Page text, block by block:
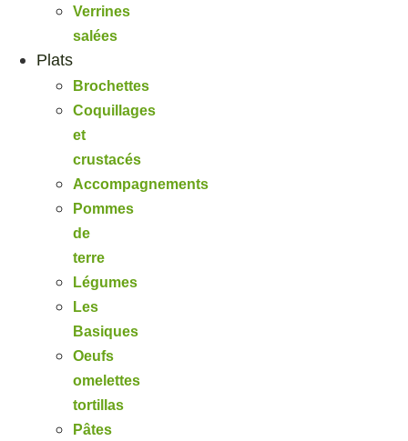
Verrines
salées
Plats
Brochettes
Coquillages
et
crustacés
Accompagnements
Pommes
de
terre
Légumes
Les
Basiques
Oeufs
omelettes
tortillas
Pâtes